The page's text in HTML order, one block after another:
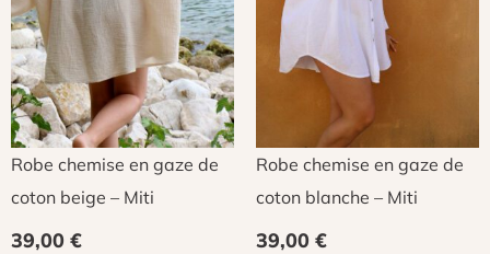
Robe chemise en gaze de
coton beige – Miti
39,00 €
Robe chemise en gaze de
coton blanche – Miti
39,00 €